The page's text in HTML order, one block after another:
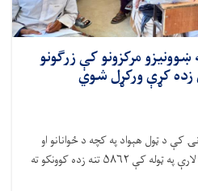
مرکزونو کې زرګونو
زده کړې ورکړل شوي
کې د ټول هېواد په کچه د ځوانانو او
رضاکارانو د ۳٧ ښوونیزو مرکزونو له لارې په ټوله کې ۵۸۶۲ تنه زده کوونکو ته